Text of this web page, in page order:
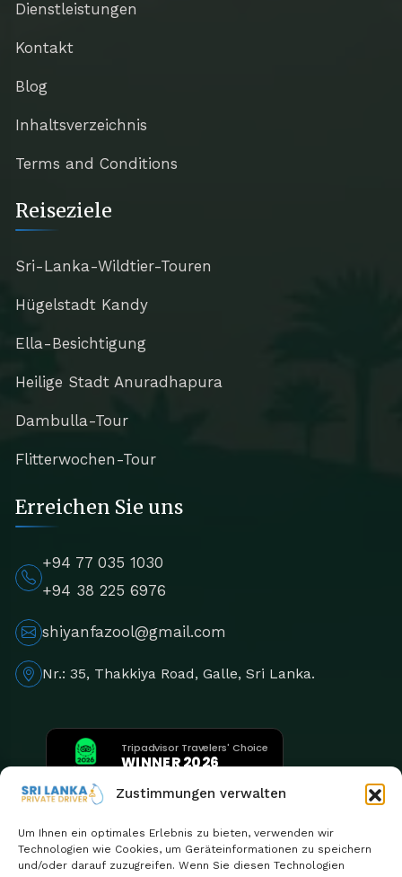
Zustimmungen verwalten
Um Ihnen ein optimales Erlebnis zu bieten, verwenden wir
Technologien wie Cookies, um Geräteinformationen zu speichern
und/oder darauf zuzugreifen. Wenn Sie diesen Technologien
Dienstleistungen
Kontakt
Blog
Inhaltsverzeichnis
Terms and Conditions
Reiseziele
Sri-Lanka-Wildtier-Touren
Hügelstadt Kandy
Ella-Besichtigung
Heilige Stadt Anuradhapura
Dambulla-Tour
Flitterwochen-Tour
Erreichen Sie uns
+94 77 035 1030
+94 38 225 6976
shiyanfazool@gmail.com
Nr.: 35, Thakkiya Road, Galle, Sri Lanka.
Tripadvisor Travelers' Choice
WINNER 2026